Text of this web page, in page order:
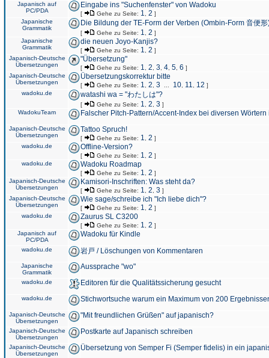
Japanisch auf
PC/PDA
Eingabe ins "Suchenfenster" von Wadoku
[ Gehe zu Seite: 1 2 ]
Japanische
Grammatik
Die Bildung der TE-Form der Verben (Ombin-Form 音便形
[ Gehe zu Seite: 1 2 ]
Japanische
Grammatik
die neuen Joyo-Kanjis?
[ Gehe zu Seite: 1 2 ]
Japanisch-Deutsche
Übersetzungen
"Übersetzung"
[ Gehe zu Seite: 1 2 3 4 5 6 ]
Japanisch-Deutsche
Übersetzungen
Übersetzungskorrektur bitte
[ Gehe zu Seite: 1 2 3 10 11 12 ]
wadoku.de
watashi wa = "わたしは"?
[ Gehe zu Seite: 1 2 3 ]
WadokuTeam
Falscher Pitch-Pattern/Accent-Index bei diversen
Japanisch-Deutsche
Übersetzungen
Tattoo Spruch!
[ Gehe zu Seite: 1 2 ]
wadoku.de
Offline-Version?
[ Gehe zu Seite: 1 2 ]
wadoku.de
Wadoku Roadmap
[ Gehe zu Seite: 1 2 ]
Japanisch-Deutsche
Übersetzungen
Kamisori-Inschriften: Was steht da?
[ Gehe zu Seite: 1 2 3 ]
Japanisch-Deutsche
Übersetzungen
Wie sage/schreibe ich "Ich liebe dich"?
[ Gehe zu Seite: 1 2 ]
wadoku.de
Zaurus SL C3200
[ Gehe zu Seite: 1 2 ]
Japanisch auf
PC/PDA
Wadoku für Kindle
wadoku.de 岩戸 / Löschungen von Kommentaren
Japanische
Grammatik
Aussprache "wo"
wadoku.de Editoren für die Qualitätssicherung gesucht
wadoku.de Stichwortsuche warum ein Maximum von 200
Japanisch-Deutsche
Übersetzungen
"Mit freundlichen Grüßen" auf japanisch?
Japanisch-Deutsche
Übersetzungen
Postkarte auf Japanisch schreiben
Japanisch-Deutsche
Übersetzungen
Übersetzung von Semper Fi (Semper fidelis) in ein